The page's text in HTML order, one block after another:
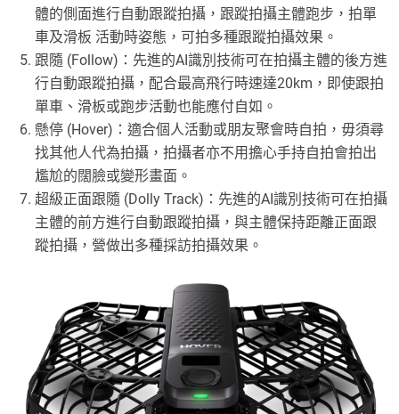
體的側面進行自動跟蹤拍攝，跟蹤拍攝主體跑步，拍單
車及滑板 活動時姿態，可拍多種跟蹤拍攝效果。
跟隨 (Follow)：先進的AI識別技術可在拍攝主體的後方進
行自動跟蹤拍攝，配合最高飛行時速達20km，即使跟拍
單車、滑板或跑步活動也能應付自如。
懸停 (Hover)：適合個人活動或朋友聚會時自拍，毋須尋
找其他人代為拍攝，拍攝者亦不用擔心手持自拍會拍出
尷尬的闊臉或變形畫面。
超級正面跟隨 (Dolly Track)：先進的AI識別技術可在拍攝
主體的前方進行自動跟蹤拍攝，與主體保持距離正面跟
蹤拍攝，營做出多種採訪拍攝效果。